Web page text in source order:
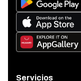
Servicios